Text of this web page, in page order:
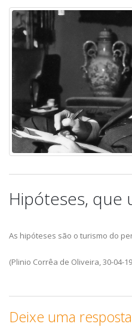
Hipóteses, que
As hipóteses são o turismo do
(Plinio Corrêa de Oliveira, 30-04-
Deixe uma resposta